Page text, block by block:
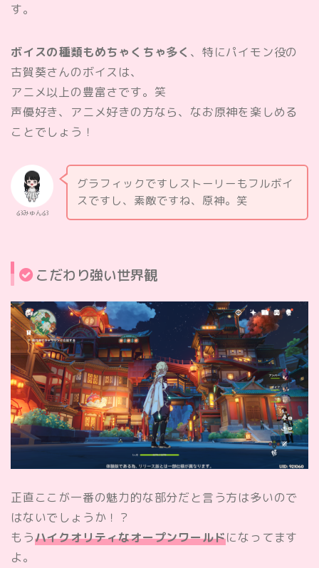
す。
ボイスの種類もめちゃくちゃ多く 、特にパイモン役の
古賀葵さんのボイスは、
アニメ以上の豊富さです。笑
声優好き、アニメ好きの方なら、なお原神を楽しめる
ことでしょう！
໒꒱みゅん໒꒱
グラフィックですしストーリーもフルボイ
スですし、素敵ですね、原神。笑
こだわり強い世界観
正直ここが一番の魅力的な部分だと言う方は多いので
はないでしょうか！？
もうハイクオリティなオープンワールドになってます
よ。